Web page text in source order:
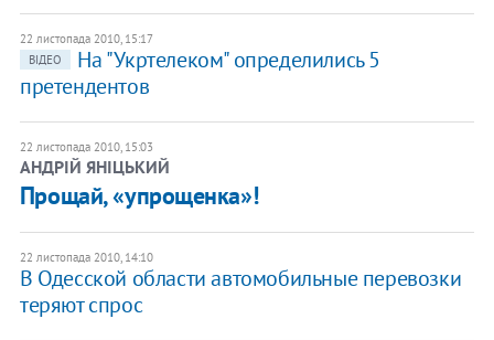
22 листопада 2010, 15:17
ВІДЕО
На "Укртелеком" определились 5
претендентов
22 листопада 2010, 15:03
АНДРІЙ ЯНІЦЬКИЙ
Прощай, «упрощенка»!
22 листопада 2010, 14:10
В Одесской области автомобильные перевозки
теряют спрос